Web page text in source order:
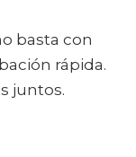
basta con
rápida.
juntos.